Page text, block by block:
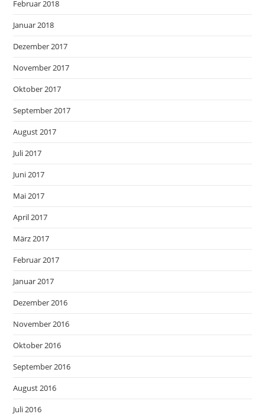
Februar 2018
Januar 2018
Dezember 2017
November 2017
Oktober 2017
September 2017
August 2017
Juli 2017
Juni 2017
Mai 2017
April 2017
März 2017
Februar 2017
Januar 2017
Dezember 2016
November 2016
Oktober 2016
September 2016
August 2016
Juli 2016